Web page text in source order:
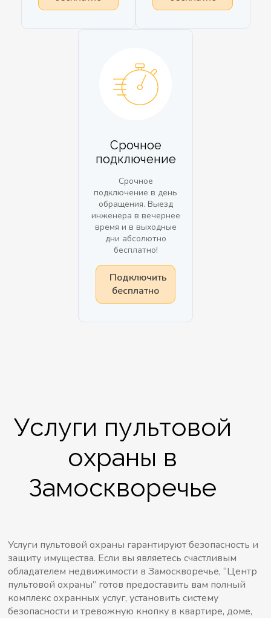
Срочное
подключение
Срочное
подключение в день
обращения. Выезд
инженера в вечернее
время и в выходные
дни абсолютно
бесплатно!
Подключить
бесплатно
Услуги пультовой
охраны в
Замоскворечье
Услуги пультовой охраны гарантируют безопасность и
защиту имущества. Если вы являетесь счастливым
обладателем недвижимости в Замоскворечье, “Центр
пультовой охраны” готов предоставить вам полный
комплекс охранных услуг, установить систему
безопасности и тревожную кнопку в квартире, доме,